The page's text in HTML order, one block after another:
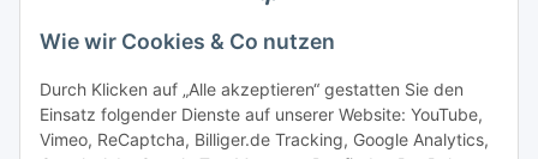
Wie wir Cookies & Co nutzen
Durch Klicken auf „Alle akzeptieren“ gestatten Sie den
Einsatz folgender Dienste auf unserer Website: YouTube,
Vimeo, ReCaptcha, Billiger.de Tracking, Google Analytics,
Zahlung & Versand